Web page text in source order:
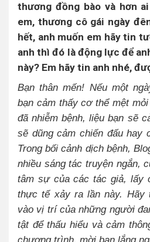
thương đồng bào và hơn
em, thương cô gái ngày
hết, anh muốn em hãy tin
anh thì đó là động lực để
này? Em hãy tin anh nhé,
Bạn thân mến! Nếu một
bạn cảm thấy cơ thể mệt
đã nhiễm bệnh, liệu bạn sẽ
sẽ dũng cảm chiến đấu hay
Trong bối cảnh dịch bệnh,
nhiều sáng tác truyện ngắn,
tâm sự của các tác giả, lấy
thực tế xảy ra lần này. Hãy
vào vị trí của những người
tật để thấu hiểu và cảm